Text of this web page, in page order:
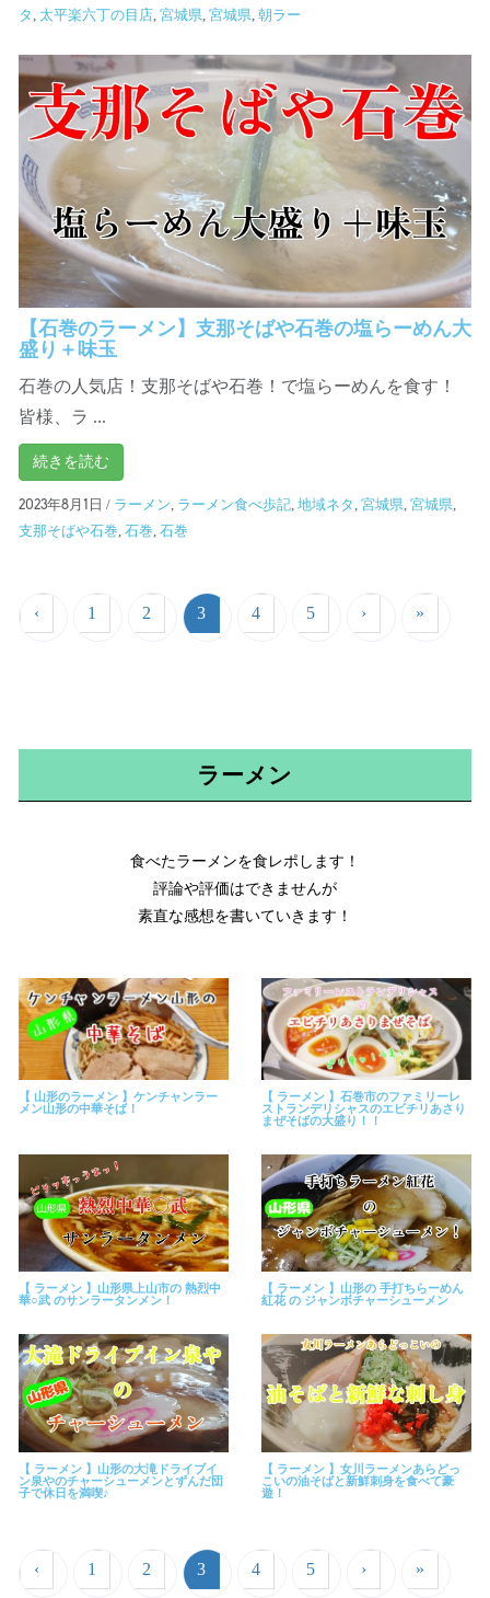
タ 太平楽六丁の目店, 宮城県 宮城県 朝ラー
【石巻のラーメン】支那そばや石巻の塩らーめん大
盛り＋味玉
石巻の人気店！支那そばや石巻！で塩らーめんを食す！
皆様、ラ ...
続きを読む
2023年8月1日 / ラーメン, ラーメン食べ歩記, 地域ネタ , 宮城県, 宮城県,
支那そばや石巻, 石巻, 石巻
‹ 1 2 3 4 5 › »
ラーメン
食べたラーメンを食レポします！
評論や評価はできませんが
素直な感想を書いていきます！
【 山形のラーメン 】ケンチャンラー
メン山形の中華そば！
【 ラーメン 】石巻市のファミリーレ
ストランデリシャスのエビチリあさり
まぜそばの大盛り！！
【 ラーメン 】山形県上山市の 熱烈中
華○武 のサンラータンメン！
【 ラーメン 】山形の 手打ちらーめん
紅花 の ジャンボチャーシューメン
【 ラーメン 】山形の大滝ドライブイ
ン泉やのチャーシューメンとずんだ団
子で休日を満喫♪
【 ラーメン 】女川ラーメンあらどっ
こいの油そばと新鮮刺身を食べて豪
遊！
‹ 1 2 3 4 5 › »